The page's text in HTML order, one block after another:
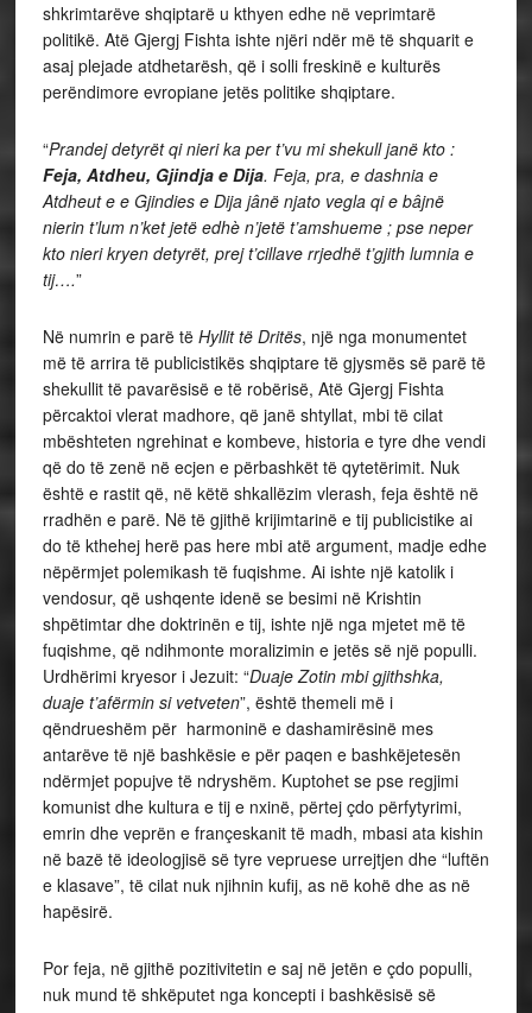
shkrimtarëve shqiptarë u kthyen edhe në veprimtarë
politikë. Atë Gjergj Fishta ishte njëri ndër më të shquarit e
asaj plejade atdhetarësh, që i solli freskinë e kulturës
perëndimore evropiane jetës politike shqiptare.
“Prandej detyrët qi nieri ka per t’vu mi shekull janë kto :
Feja, Atdheu, Gjindja e Dija. Feja, pra, e dashnia e
Atdheut e e Gjindies e Dija jânë njato vegla qi e bâjnë
nierin t’lum n’ket jetë edhè n’jetë t’amshueme ; pse neper
kto nieri kryen detyrët, prej t’cillave rrjedhë t’gjith lumnia e
tij….”
Në numrin e parë të Hyllit të Dritës, një nga monumentet
më të arrira të publicistikës shqiptare të gjysmës së parë të
shekullit të pavarësisë e të robërisë, Atë Gjergj Fishta
përcaktoi vlerat madhore, që janë shtyllat, mbi të cilat
mbështeten ngrehinat e kombeve, historia e tyre dhe vendi
që do të zenë në ecjen e përbashkët të qytetërimit. Nuk
është e rastit që, në këtë shkallëzim vlerash, feja është në
rradhën e parë. Në të gjithë krijimtarinë e tij publicistike ai
do të kthehej herë pas here mbi atë argument, madje edhe
nëpërmjet polemikash të fuqishme. Ai ishte një katolik i
vendosur, që ushqente idenë se besimi në Krishtin
shpëtimtar dhe doktrinën e tij, ishte një nga mjetet më të
fuqishme, që ndihmonte moralizimin e jetës së një populli.
Urdhërimi kryesor i Jezuit: “Duaje Zotin mbi gjithshka,
duaje t’afërmin si vetveten”, është themeli më i
qëndrueshëm për harmoninë e dashamirësinë mes
antarëve të një bashkësie e për paqen e bashkëjetesën
ndërmjet popujve të ndryshëm. Kuptohet se pse regjimi
komunist dhe kultura e tij e nxinë, përtej çdo përfytyrimi,
emrin dhe veprën e françeskanit të madh, mbasi ata kishin
në bazë të ideologjisë së tyre vepruese urrejtjen dhe “luftën
e klasave”, të cilat nuk njihnin kufij, as në kohë dhe as në
hapësirë.
Por feja, në gjithë pozitivitetin e saj në jetën e çdo populli,
nuk mund të shkëputet nga koncepti i bashkësisë së